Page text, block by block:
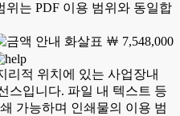
는 PDF 이용 범위와 동일합
￦ 7,548,000
리적 위치에 있는 사업장내
스입니다. 파일 내 텍스트 등
가능하며 인쇄물의 이용 범